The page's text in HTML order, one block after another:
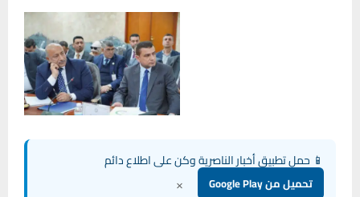
📱 حمل تطبيق أخبار الناصرية وكن على اطلاع دائم
تحميل من Google Play ×